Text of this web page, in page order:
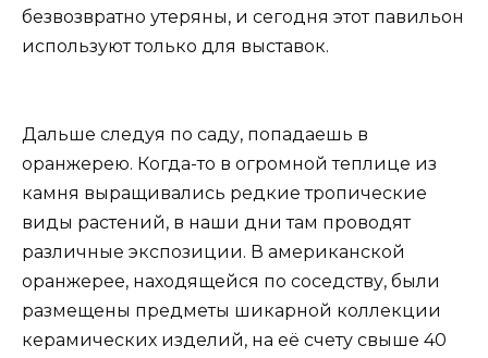
безвозвратно утеряны, и сегодня этот павильон
используют только для выставок.
Дальше следуя по саду, попадаешь в
оранжерею. Когда-то в огромной теплице из
камня выращивались редкие тропические
виды растений, в наши дни там проводят
различные экспозиции. В американской
оранжерее, находящейся по соседству, были
размещены предметы шикарной коллекции
керамических изделий, на её счету свыше 40